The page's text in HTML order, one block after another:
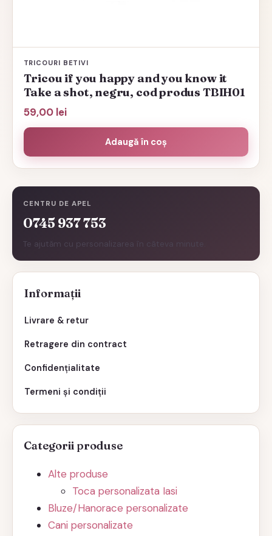
CENTRU DE APEL
0745 937 753
Te ajutăm cu personalizarea în câteva minute.
Informații
Livrare & retur
Retragere din contract
Confidențialitate
Termeni și condiții
Categorii produse
Alte produse
Toca personalizata Iasi
Bluze/Hanorace personalizate
Cani personalizate
TRICOURI BETIVI
Tricou if you happy and you know it
Take a shot, negru, cod produs TBIH01
59,00 lei
Adaugă în coș